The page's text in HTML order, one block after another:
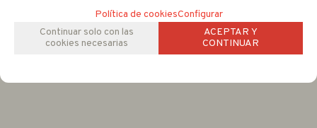
Política de cookiesConfigurar
Continuar solo con las
cookies necesarias
ACEPTAR Y
CONTINUAR